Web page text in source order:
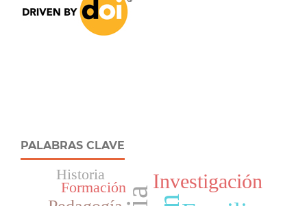
PALABRAS CLAVE
Investigación
Formación
Historia